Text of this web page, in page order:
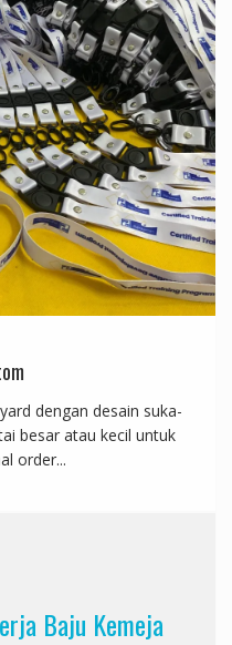
dengan desain suka-
besar atau kecil untuk
order...
Baju Kemeja